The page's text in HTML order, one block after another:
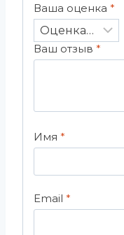
Ваша оценка *
Ваш отзыв *
Имя *
Email *